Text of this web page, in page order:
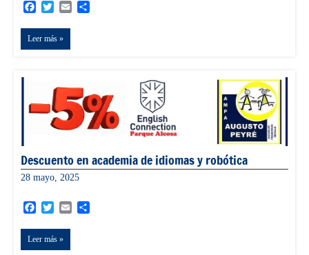
FacebookTwitterEmail
Leer más
Descuento en academia de idiomas y robótica
28 mayo, 2025
FacebookTwitterEmail
Leer más